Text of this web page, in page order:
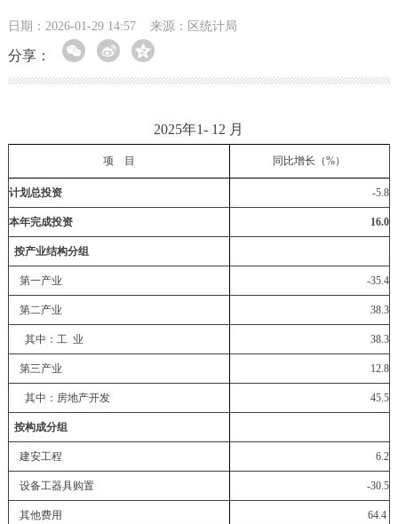
日期：2026-01-29 14:57 来源：区统计局
分享：
2025年1- 12 月
项 目 同比增长（%）
计划总投资 -5.8
本年完成投资 16.0
按产业结构分组
第一产业 -35.4
第二产业 38.3
其中：工 业 38.3
第三产业 12.8
其中：房地产开发 45.5
按构成分组
建安工程 6.2
设备工器具购置 -30.5
其他费用 64.4